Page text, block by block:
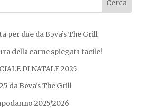
per due da Bova’s The Grill
della carne spiegata facile!
DI NATALE 2025
da Bova’s The Grill
2025/2026